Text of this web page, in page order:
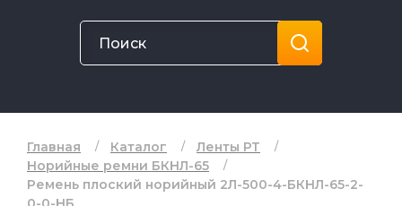
Главная Каталог
Ленты РТ
Норийные ремни БКНЛ-65
Ремень плоский норийный 2Л-500-4-БКНЛ-65-2-